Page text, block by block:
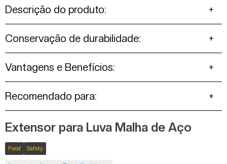
Descrição do produto:
Conservação de durabilidade:
Vantagens e Benefícios:
Recomendado para:
Extensor para Luva Malha de Aço
Food Safety